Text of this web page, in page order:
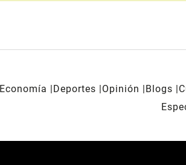
Economía Deportes Opinión Blogs